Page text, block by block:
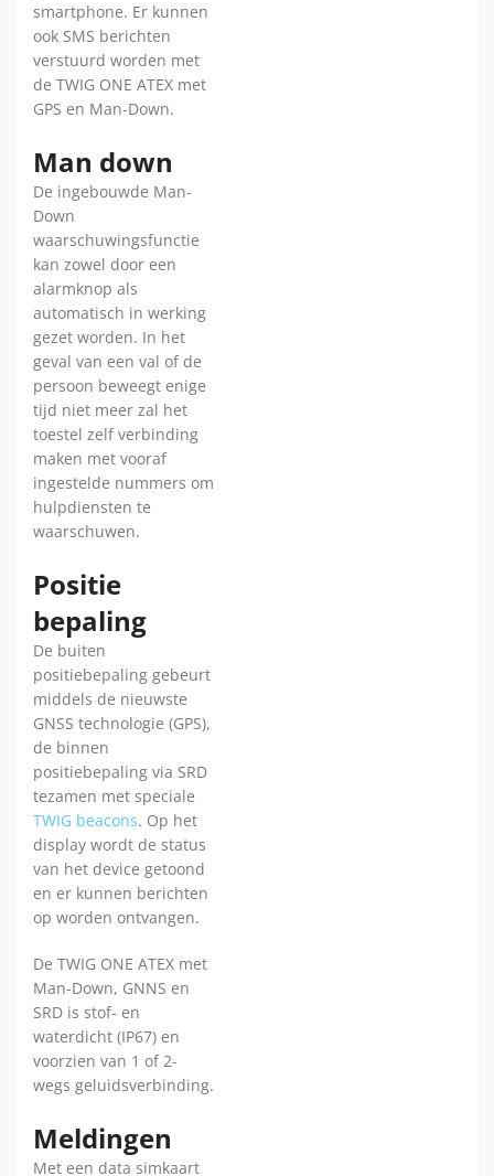
smartphone. Er kunnen
ook SMS berichten
verstuurd worden met
de TWIG ONE ATEX met
GPS en Man-Down.
Man down
De ingebouwde Man-
Down
waarschuwingsfunctie
kan zowel door een
alarmknop als
automatisch in werking
gezet worden. In het
geval van een val of de
persoon beweegt enige
tijd niet meer zal het
toestel zelf verbinding
maken met vooraf
ingestelde nummers om
hulpdiensten te
waarschuwen.
Positie
bepaling
De buiten
positiebepaling gebeurt
middels de nieuwste
GNSS technologie (GPS),
de binnen
positiebepaling via SRD
tezamen met speciale
TWIG beacons. Op het
display wordt de status
van het device getoond
en er kunnen berichten
op worden ontvangen.
De TWIG ONE ATEX met
Man-Down, GNNS en
SRD is stof- en
waterdicht (IP67) en
voorzien van 1 of 2-
wegs geluidsverbinding.
Meldingen
Met een data simkaart